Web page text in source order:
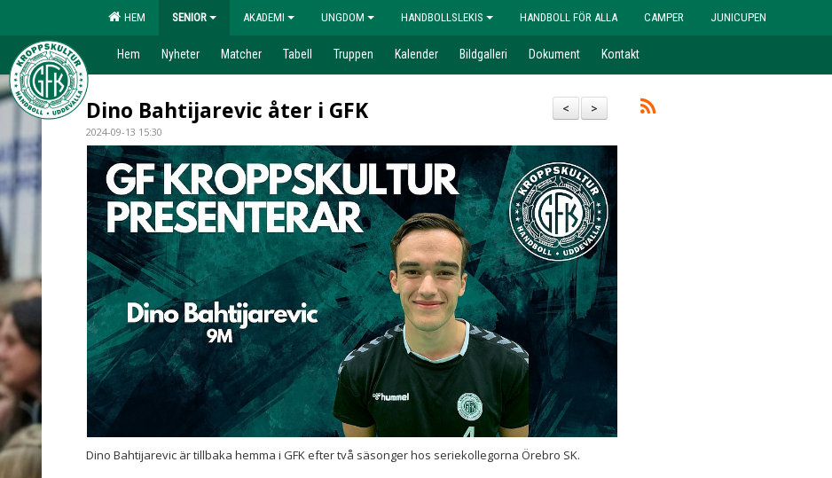
HEM SENIOR AKADEMI UNGDOM HANDBOLLSLEKIS HANDBOLL FÖR ALLA CAMPER JUNICUPEN
Hem Nyheter Matcher Tabell Truppen Kalender Bildgalleri Dokument Kontakt
>
<
Dino Bahtijarevic åter i GFK
2024-09-13 15:30
Dino Bahtijarevic är tillbaka hemma i GFK efter två säsonger hos seriekollegorna Örebro SK.